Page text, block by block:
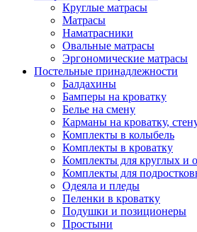
Круглые матрасы
Матрасы
Наматрасники
Овальные матрасы
Эргономические матрасы
Постельные принадлежности
Балдахины
Бамперы на кроватку
Белье на смену
Карманы на кроватку,
Комплекты в колыбель
Комплекты в кроватку
Комплекты для круглых и
Комплекты для
Одеяла и пледы
Пеленки в кроватку
Подушки и позиционеры
Простыни